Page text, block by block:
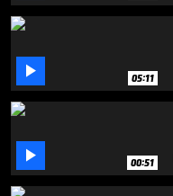
 05:11
 00:51